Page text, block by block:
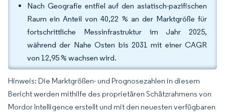
Nach Geografie entfiel auf den asiatisch-pazifischen
Raum ein Anteil von 40,22 % an der Marktgröße für
fortschrittliche Messinfrastruktur im Jahr 2025,
während der Nahe Osten bis 2031 mit einer CAGR
von 12,95 % wachsen wird.
Hinweis: Die Marktgrößen- und Prognosezahlen in diesem
Bericht werden mithilfe des proprietären Schätzrahmens von
Mordor Intelligence erstellt und mit den neuesten verfügbaren